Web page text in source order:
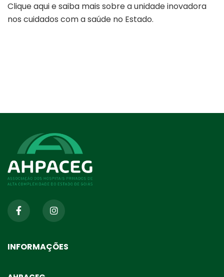
Clique aqui e saiba mais sobre a unidade inovadora
nos cuidados com a saúde no Estado.
INFORMAÇÕES